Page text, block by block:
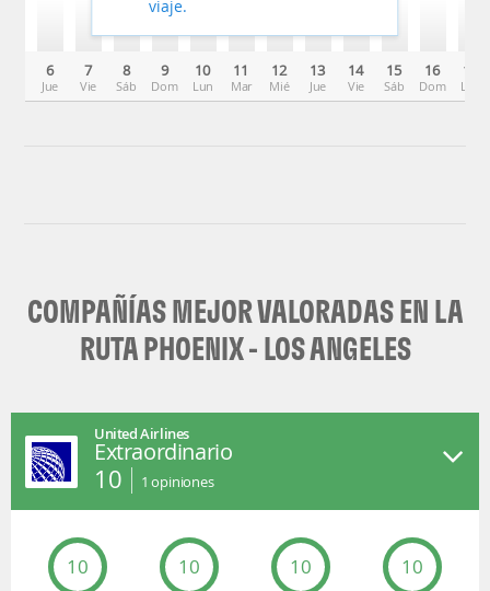
6
Jue
7
Vie
8
Sáb
9
Dom
10
Lun
11
Mar
12
Mié
13
Jue
14
Vie
15
Sáb
16
Dom
17
Lun
viaje.
COMPAÑÍAS MEJOR VALORADAS EN LA
RUTA PHOENIX - LOS ANGELES
United Airlines
Extraordinario
10 1 opiniones
10 10 10 10